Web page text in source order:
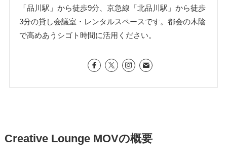
「品川駅」から徒歩9分、京急線「北品川駅」から徒歩
3分の貸し会議室・レンタルスペースです。都会の木陰
で高めあうシゴト時間に活用ください。
Creative Lounge MOVの概要